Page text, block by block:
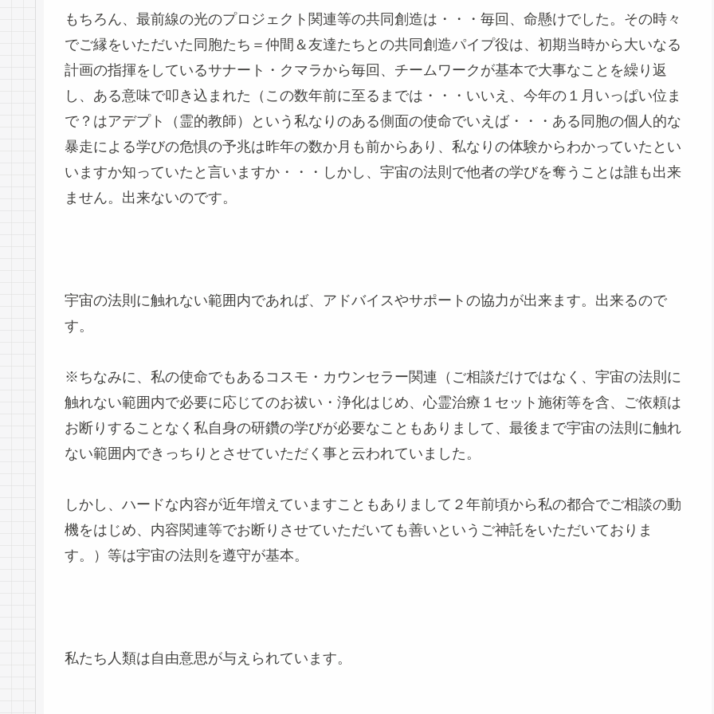
もちろん、最前線の光のプロジェクト関連等の共同創造は・・・毎回、命懸けでした。その時々
でご縁をいただいた同胞たち＝仲間＆友達たちとの共同創造パイプ役は、初期当時から大いなる
計画の指揮をしているサナート・クマラから毎回、チームワークが基本で大事なことを繰り返
し、ある意味で叩き込まれた（この数年前に至るまでは・・・いいえ、今年の１月いっぱい位ま
で？はアデプト（霊的教師）という私なりのある側面の使命でいえば・・・ある同胞の個人的な
暴走による学びの危惧の予兆は昨年の数か月も前からあり、私なりの体験からわかっていたとい
いますか知っていたと言いますか・・・しかし、宇宙の法則で他者の学びを奪うことは誰も出来
ません。出来ないのです。
宇宙の法則に触れない範囲内であれば、アドバイスやサポートの協力が出来ます。出来るので
す。
※ちなみに、私の使命でもあるコスモ・カウンセラー関連（ご相談だけではなく、宇宙の法則に
触れない範囲内で必要に応じてのお祓い・浄化はじめ、心霊治療１セット施術等を含、ご依頼は
お断りすることなく私自身の研鑽の学びが必要なこともありまして、最後まで宇宙の法則に触れ
ない範囲内できっちりとさせていただく事と云われていました。
しかし、ハードな内容が近年増えていますこともありまして２年前頃から私の都合でご相談の動
機をはじめ、内容関連等でお断りさせていただいても善いというご神託をいただいておりま
す。）等は宇宙の法則を遵守が基本。
私たち人類は自由意思が与えられています。